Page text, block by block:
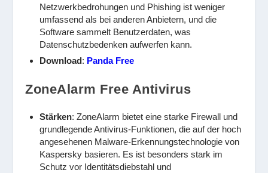
Netzwerkbedrohungen und Phishing ist weniger
umfassend als bei anderen Anbietern, und die
Software sammelt Benutzerdaten, was
Datenschutzbedenken aufwerfen kann.
Download: Panda Free
ZoneAlarm Free Antivirus
Stärken: ZoneAlarm bietet eine starke Firewall und
grundlegende Antivirus-Funktionen, die auf der hoch
angesehenen Malware-Erkennungstechnologie von
Kaspersky basieren. Es ist besonders stark im
Schutz vor Identitätsdiebstahl und